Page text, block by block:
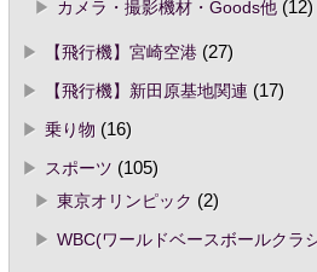
カメラ・撮影機材・Goods他(12)
【飛行機】宮崎空港(27)
【飛行機】新田原基地関連 (17)
乗り物 (16)
スポーツ (105)
東京オリンピック (2)
WBC(ワールドベースボールクラ